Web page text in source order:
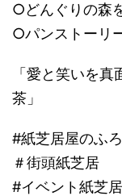
○どんぐりの森
○パンストーリ
「愛と笑いを
茶」
#紙芝居屋のふ
＃街頭紙芝居
#イベント紙芝居